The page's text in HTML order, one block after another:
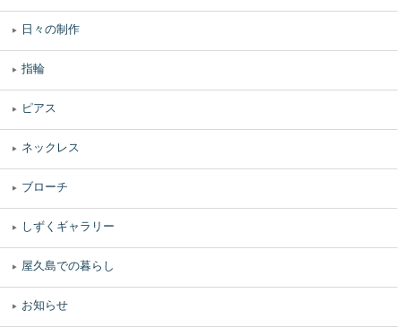
日々の制作
指輪
ピアス
ネックレス
ブローチ
しずくギャラリー
屋久島での暮らし
お知らせ